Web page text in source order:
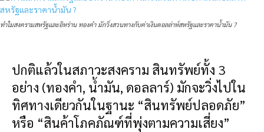
ทำไมสงครามสหรัฐและอิหร่าน ทองคำ มักวิ่งสวนทางกับค่าเงินดอลล่าห์สหรัฐและราคาน้ำมัน ?
ปกติแล้วในสภาวะสงคราม สินทรัพย์ทั้ง 3
อย่าง (ทองคำ, น้ำมัน, ดอลลาร์) มักจะวิ่งไปใน
ทิศทางเดียวกันในฐานะ “สินทรัพย์ปลอดภัย”
หรือ “สินค้าโภคภัณฑ์ที่พุ่งตามความเสี่ยง”